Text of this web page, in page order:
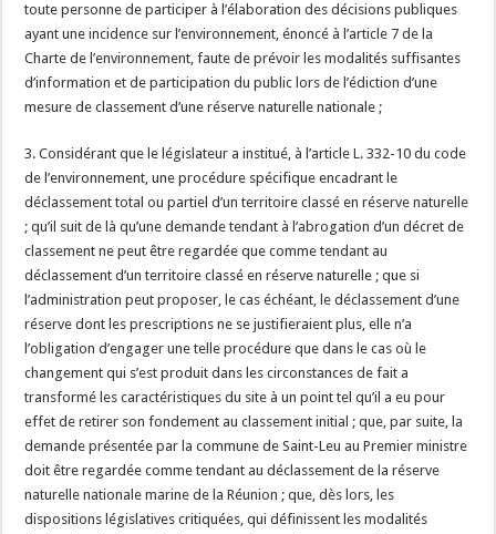
toute personne de participer à l’élaboration des décisions publiques
ayant une incidence sur l’environnement, énoncé à l’article 7 de la
Charte de l’environnement, faute de prévoir les modalités suffisantes
d’information et de participation du public lors de l’édiction d’une
mesure de classement d’une réserve naturelle nationale ;
3. Considérant que le législateur a institué, à l’article L. 332-10 du code
de l’environnement, une procédure spécifique encadrant le
déclassement total ou partiel d’un territoire classé en réserve naturelle
; qu’il suit de là qu’une demande tendant à l’abrogation d’un décret de
classement ne peut être regardée que comme tendant au
déclassement d’un territoire classé en réserve naturelle ; que si
l’administration peut proposer, le cas échéant, le déclassement d’une
réserve dont les prescriptions ne se justifieraient plus, elle n’a
l’obligation d’engager une telle procédure que dans le cas où le
changement qui s’est produit dans les circonstances de fait a
transformé les caractéristiques du site à un point tel qu’il a eu pour
effet de retirer son fondement au classement initial ; que, par suite, la
demande présentée par la commune de Saint-Leu au Premier ministre
doit être regardée comme tendant au déclassement de la réserve
naturelle nationale marine de la Réunion ; que, dès lors, les
dispositions législatives critiquées, qui définissent les modalités